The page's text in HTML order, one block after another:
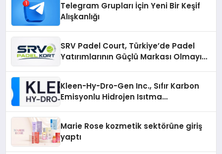
Telegram Grupları İçin Yeni Bir Keşif
Alışkanlığı
SRV Padel Court, Türkiye’de Padel
Yatırımlarının Güçlü Markası Olmayı
Kleen-Hy-Dro-Gen Inc., Sıfır Karbon
Emisyonlu Hidrojen Isıtma
Marie Rose kozmetik sektörüne giriş
yaptı